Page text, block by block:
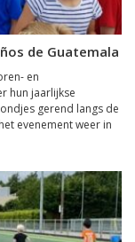
de Guatemala
en
hun jaarlijkse
gerend langs de
evenement weer in